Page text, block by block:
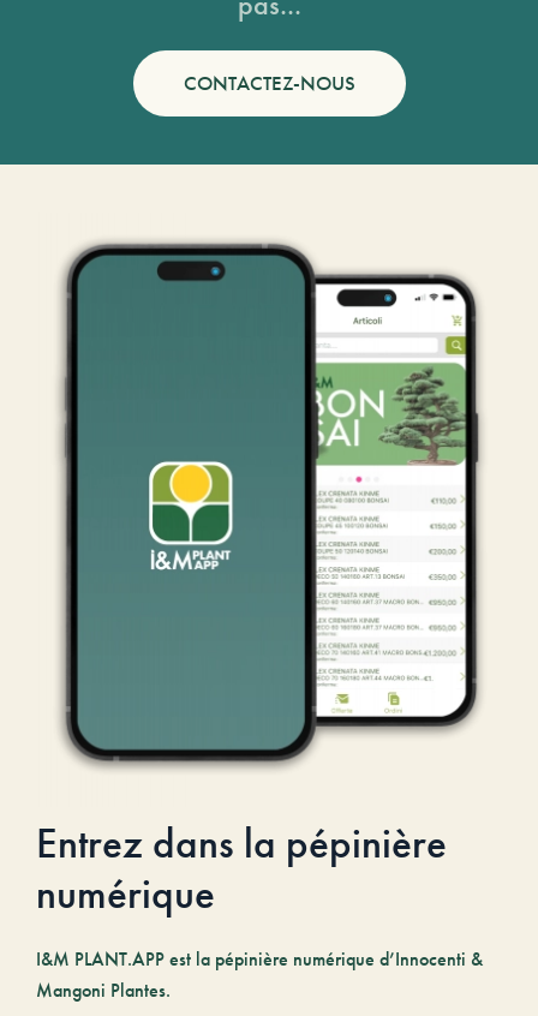
CONTACTEZ-NOUS
Entrez dans la pépinière
numérique
I&M PLANT.APP est la pépinière numérique d’Innocenti &
Mangoni Plantes.